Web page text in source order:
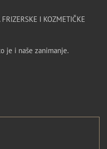
I KOZMETIČKE
je i naše zanimanje.